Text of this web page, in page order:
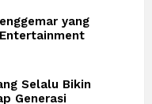
yang
Selalu Bikin
Generasi